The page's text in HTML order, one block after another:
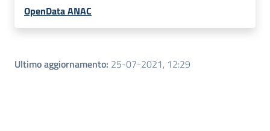
OpenData ANAC
Ultimo aggiornamento: 25-07-2021, 12:29